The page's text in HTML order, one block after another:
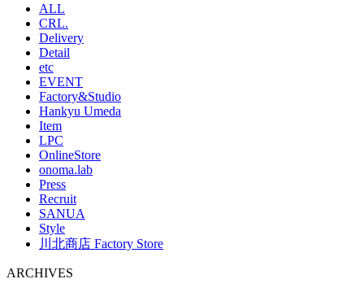
ALL
CRL.
Delivery
Detail
etc
EVENT
Factory&Studio
Hankyu Umeda
Item
LPC
OnlineStore
onoma.lab
Press
Recruit
SANUA
Style
川北商店 Factory Store
ARCHIVES